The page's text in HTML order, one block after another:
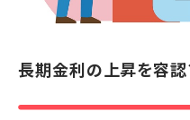
長期金利の上昇を容認